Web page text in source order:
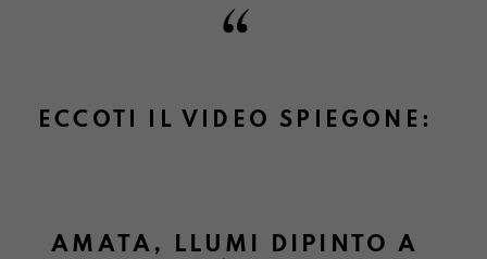
Informazioni sulla consegna
ECCOTI IL VIDEO SPIEGONE:
AMATA, LLUMI DIPINTO A